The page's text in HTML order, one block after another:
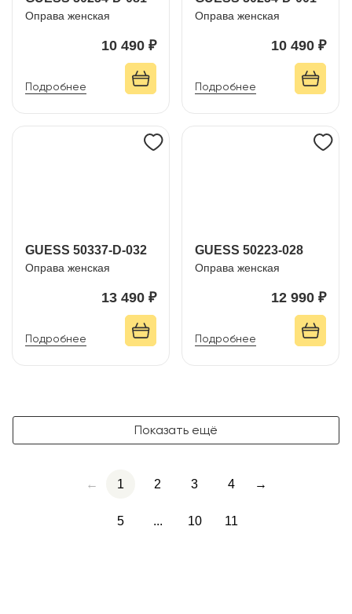
Оправа женская
10 490 ₽
Подробнее
Оправа женская
10 490 ₽
Подробнее
GUESS 50337-D-032
Оправа женская
13 490 ₽
Подробнее
GUESS 50223-028
Оправа женская
12 990 ₽
Подробнее
Показать ещё
← 1 2 3 4
5 ... 10 11
→